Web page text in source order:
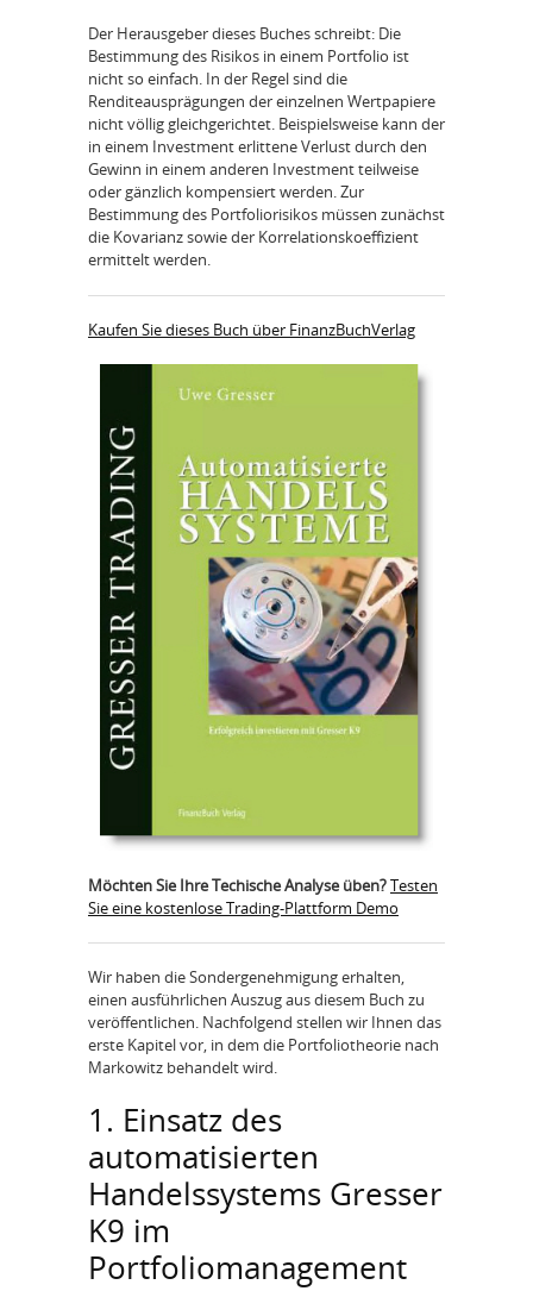
Der Herausgeber dieses Buches schreibt: Die
Bestimmung des Risikos in einem Portfolio ist
nicht so einfach. In der Regel sind die
Renditeausprägungen der einzelnen Wertpapiere
nicht völlig gleichgerichtet. Beispielsweise kann der
in einem Investment erlittene Verlust durch den
Gewinn in einem anderen Investment teilweise
oder gänzlich kompensiert werden. Zur
Bestimmung des Portfoliorisikos müssen zunächst
die Kovarianz sowie der Korrelationskoeffizient
ermittelt werden.
Kaufen Sie dieses Buch über FinanzBuchVerlag
Möchten Sie Ihre Techische Analyse üben?Testen
Sie eine kostenlose Trading-Plattform Demo
Wir haben die Sondergenehmigung erhalten,
einen ausführlichen Auszug aus diesem Buch zu
veröffentlichen. Nachfolgend stellen wir Ihnen das
erste Kapitel vor, in dem die Portfoliotheorie nach
Markowitz behandelt wird.
1. Einsatz des
automatisierten
Handelssystems Gresser
K9 im
Portfoliomanagement